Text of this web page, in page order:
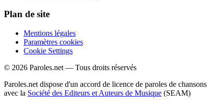
Plan de site
Mentions légales
Paramètres cookies
Cookie Settings
© 2026 Paroles.net — Tous droits réservés
Paroles.net dispose d'un accord de licence de paroles de chansons
avec la Société des Editeurs et Auteurs de Musique (SEAM)